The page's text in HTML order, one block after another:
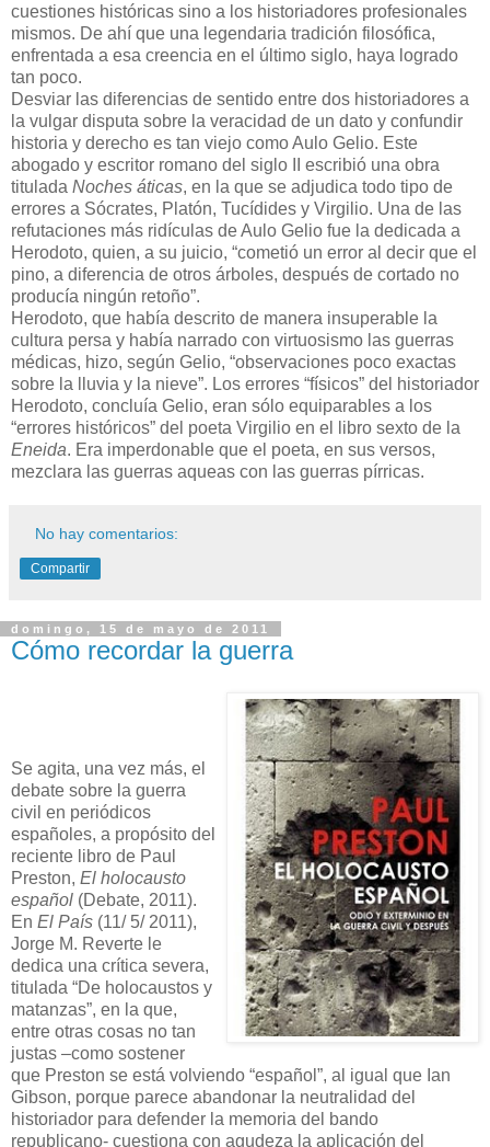
cuestiones históricas sino a los historiadores profesionales
mismos. De ahí que una legendaria tradición filosófica,
enfrentada a esa creencia en el último siglo, haya logrado
tan poco.
Desviar las diferencias de sentido entre dos historiadores a
la vulgar disputa sobre la veracidad de un dato y confundir
historia y derecho es tan viejo como Aulo Gelio. Este
abogado y escritor romano del siglo II escribió una obra
titulada Noches áticas, en la que se adjudica todo tipo de
errores a Sócrates, Platón, Tucídides y Virgilio. Una de las
refutaciones más ridículas de Aulo Gelio fue la dedicada a
Herodoto, quien, a su juicio, “cometió un error al decir que el
pino, a diferencia de otros árboles, después de cortado no
producía ningún retoño”.
Herodoto, que había descrito de manera insuperable la
cultura persa y había narrado con virtuosismo las guerras
médicas, hizo, según Gelio, “observaciones poco exactas
sobre la lluvia y la nieve”. Los errores “físicos” del historiador
Herodoto, concluía Gelio, eran sólo equiparables a los
“errores históricos” del poeta Virgilio en el libro sexto de la
Eneida. Era imperdonable que el poeta, en sus versos,
mezclara las guerras aqueas con las guerras pírricas.
No hay comentarios:
Compartir
domingo, 15 de mayo de 2011
Cómo recordar la guerra
Se agita, una vez más, el
debate sobre la guerra
civil en periódicos
españoles, a propósito del
reciente libro de Paul
Preston, El holocausto
español (Debate, 2011).
En El País (11/ 5/ 2011),
Jorge M. Reverte le
dedica una crítica severa,
titulada “De holocaustos y
matanzas”, en la que,
entre otras cosas no tan
justas –como sostener
que Preston se está volviendo “español”, al igual que Ian
Gibson, porque parece abandonar la neutralidad del
historiador para defender la memoria del bando
republicano- cuestiona con agudeza la aplicación del